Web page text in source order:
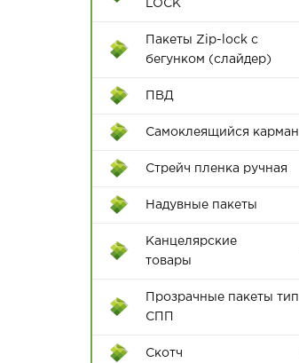
Пакеты с крученой ручкой
Пакеты с плоской с ручкой
LOCK
Пакеты Zip-lock с
бегунком (слайдер)
ПВД
Самоклеящийся карман
Стрейч пленка ручная
Надувные пакеты
Канцелярские
товары
Бумажная продукция
Прозрачные пакеты тип
СПП
Скотч